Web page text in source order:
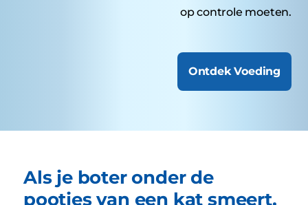
op controle moeten.
Ontdek Voeding
Als je boter onder de
pootjes van een kat smeert,